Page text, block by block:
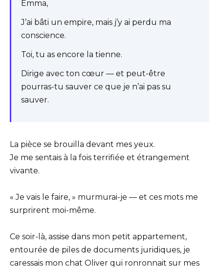
Emma,
J’ai bâti un empire, mais j’y ai perdu ma
conscience.
Toi, tu as encore la tienne.
Dirige avec ton cœur — et peut-être
pourras-tu sauver ce que je n’ai pas su
sauver.
La pièce se brouilla devant mes yeux.
Je me sentais à la fois terrifiée et étrangement
vivante.
« Je vais le faire, » murmurai-je — et ces mots me
surprirent moi-même.
Ce soir-là, assise dans mon petit appartement,
entourée de piles de documents juridiques, je
caressais mon chat Oliver qui ronronnait sur mes